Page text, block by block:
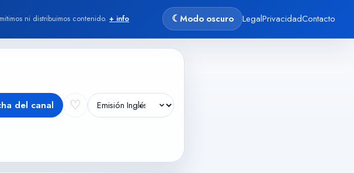
ni distribuimos contenido. + info ☾Modo oscuro LegalPrivacidadContacto
del canal ♡